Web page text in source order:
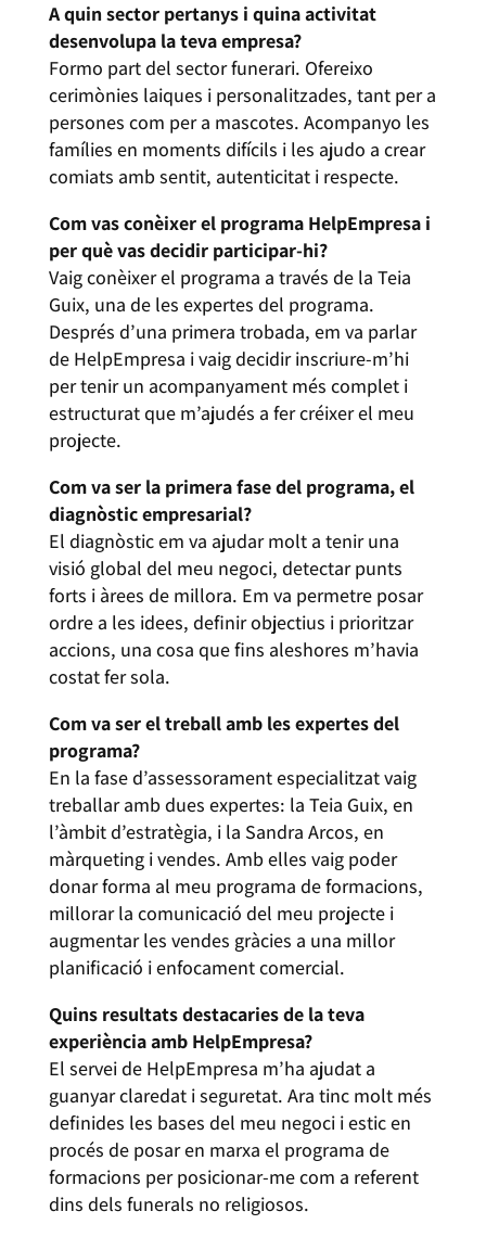
A quin sector pertanys i quina activitat
desenvolupa la teva empresa?
Formo part del sector funerari. Ofereixo
cerimònies laiques i personalitzades, tant per a
persones com per a mascotes. Acompanyo les
famílies en moments difícils i les ajudo a crear
comiats amb sentit, autenticitat i respecte.
Com vas conèixer el programa HelpEmpresa i
per què vas decidir participar-hi?
Vaig conèixer el programa a través de la Teia
Guix, una de les expertes del programa.
Després d’una primera trobada, em va parlar
de HelpEmpresa i vaig decidir inscriure-m’hi
per tenir un acompanyament més complet i
estructurat que m’ajudés a fer créixer el meu
projecte.
Com va ser la primera fase del programa, el
diagnòstic empresarial?
El diagnòstic em va ajudar molt a tenir una
visió global del meu negoci, detectar punts
forts i àrees de millora. Em va permetre posar
ordre a les idees, definir objectius i prioritzar
accions, una cosa que fins aleshores m’havia
costat fer sola.
Com va ser el treball amb les expertes del
programa?
En la fase d’assessorament especialitzat vaig
treballar amb dues expertes: la Teia Guix, en
l’àmbit d’estratègia, i la Sandra Arcos, en
màrqueting i vendes. Amb elles vaig poder
donar forma al meu programa de formacions,
millorar la comunicació del meu projecte i
augmentar les vendes gràcies a una millor
planificació i enfocament comercial.
Quins resultats destacaries de la teva
experiència amb HelpEmpresa?
El servei de HelpEmpresa m’ha ajudat a
guanyar claredat i seguretat. Ara tinc molt més
definides les bases del meu negoci i estic en
procés de posar en marxa el programa de
formacions per posicionar-me com a referent
dins dels funerals no religiosos.